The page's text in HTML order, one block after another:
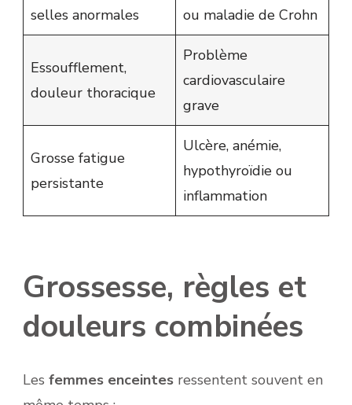
selles anormales
ou maladie de Crohn
Essoufflement,
douleur thoracique
Problème
cardiovasculaire
grave
Grosse fatigue
persistante
Ulcère, anémie,
hypothyroïdie ou
inflammation
Grossesse, règles et
douleurs combinées
Les femmes enceintes ressentent souvent en